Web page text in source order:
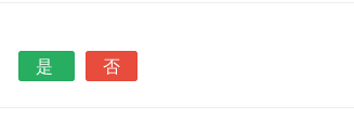
是 否